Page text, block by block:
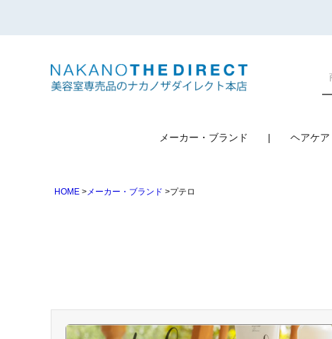
メーカー・ブランド ヘアケア
HOME メーカー・ブランド プテロ